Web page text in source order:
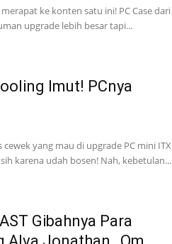
ke konten satu ini! PC Case dari
upgrade lebih besar tapi...
Imut! PCnya
yang mau di upgrade PC mini ITX
karena udah bosen! Nah, kebetulan...
Gibahnya Para